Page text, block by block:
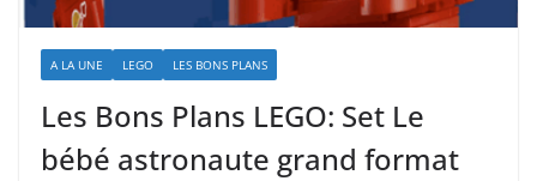
A LA UNE LEGO LES BONS PLANS
Les Bons Plans LEGO: Set Le
bébé astronaute grand format